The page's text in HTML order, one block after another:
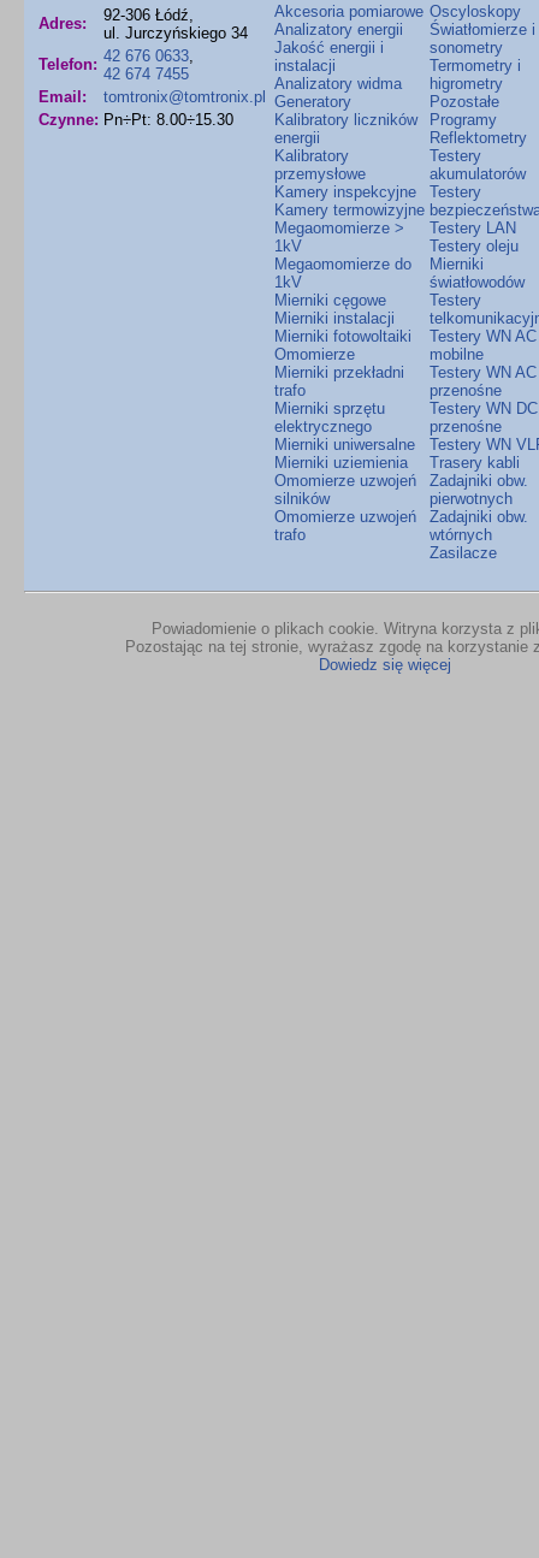
Adres:
92-306 Łódź,
ul. Jurczyńskiego 34
Telefon: 42 676 0633
42 674 7455
Email:
tomtronix@tomtronix.pl
Czynne: Pn÷Pt: 8.00÷15.30
Akcesoria pomiarowe
Analizatory energii
Jakość energii i
instalacji
Analizatory widma
Generatory
Kalibratory liczników
energii
Kalibratory
przemysłowe
Kamery inspekcyjne
Kamery termowizyjne
Megaomomierze >
1kV
Megaomomierze do
1kV
Mierniki cęgowe
Mierniki instalacji
Mierniki fotowoltaiki
Omomierze
Mierniki przekładni
trafo
Mierniki sprzętu
elektrycznego
Mierniki uniwersalne
Mierniki uziemienia
Omomierze uzwojeń
silników
Omomierze uzwojeń
trafo
Oscyloskopy
Światłomierze i
sonometry
Termometry i
higrometry
Pozostałe
Programy
Reflektometry
Testery
akumulatorów
Testery
Testery LAN
Testery oleju
Mierniki
światłowodów
Testery
Testery WN AC
mobilne
Testery WN AC
przenośne
Testery WN DC
przenośne
Testery WN
Trasery kabli
Zadajniki obw.
pierwotnych
Zadajniki obw.
wtórnych
Zasilacze
Powiadomienie o plikach cookie. Witryna korzysta z
Pozostając na tej stronie, wyrażasz zgodę na korzystanie
Dowiedz się więcej